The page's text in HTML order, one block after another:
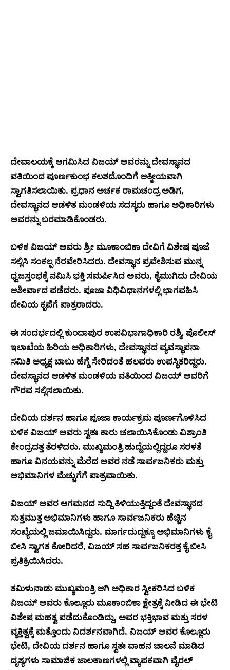
ದೇವಾಲಯಕ್ಕೆ ಆಗಮಿಸಿದ ವಿಜಯ್ ಅವರನ್ನು ದೇವಸ್ಥಾನದ
ವತಿಯಿಂದ ಪೂರ್ಣಕುಂಭ ಕಲಶದೊಂದಿಗೆ ಆತ್ಮೀಯವಾಗಿ
ಸ್ವಾಗತಿಸಲಾಯಿತು. ಪ್ರಧಾನ ಅರ್ಚಕ ರಾಮಚಂದ್ರ ಅಡಿಗ,
ದೇವಸ್ಥಾನದ ಆಡಳಿತ ಮಂಡಳಿಯ ಸದಸ್ಯರು ಹಾಗೂ ಅಧಿಕಾರಿಗಳು
ಅವರನ್ನು ಬರಮಾಡಿಕೊಂಡರು.
ಬಳಿಕ ವಿಜಯ್ ಅವರು ಶ್ರೀ ಮೂಕಾಂಬಿಕಾ ದೇವಿಗೆ ವಿಶೇಷ ಪೂಜೆ
ಸಲ್ಲಿಸಿ ಸಂಕಲ್ಪ ನೆರವೇರಿಸಿದರು. ದೇವಸ್ಥಾನ ಪ್ರವೇಶಿಸುವ ಮುನ್ನ
ಧ್ವಜಸ್ತಂಭಕ್ಕೆ ನಮಿಸಿ ಭಕ್ತಿ ಸಮರ್ಪಿಸಿದ ಅವರು, ಕೈಮುಗಿದು ದೇವಿಯ
ಆಶೀರ್ವಾದ ಪಡೆದರು. ಪೂಜಾ ವಿಧಿವಿಧಾನಗಳಲ್ಲಿ ಭಾಗವಹಿಸಿ
ದೇವಿಯ ಕೃಪೆಗೆ ಪಾತ್ರರಾದರು.
ಈ ಸಂದರ್ಭದಲ್ಲಿ ಕುಂದಾಪುರ ಉಪವಿಭಾಗಾಧಿಕಾರಿ ರಶ್ಮಿ, ಪೊಲೀಸ್
ಇಲಾಖೆಯ ಹಿರಿಯ ಅಧಿಕಾರಿಗಳು, ದೇವಸ್ಥಾನದ ವ್ಯವಸ್ಥಾಪನಾ
ಸಮಿತಿ ಅಧ್ಯಕ್ಷ ಬಾಬು ಹೆಗ್ಡೆ ಸೇರಿದಂತೆ ಹಲವರು ಉಪಸ್ಥಿತರಿದ್ದರು.
ದೇವಸ್ಥಾನದ ಆಡಳಿತ ಮಂಡಳಿಯ ವತಿಯಿಂದ ವಿಜಯ್ ಅವರಿಗೆ
ಗೌರವ ಸಲ್ಲಿಸಲಾಯಿತು.
ದೇವಿಯ ದರ್ಶನ ಹಾಗೂ ಪೂಜಾ ಕಾರ್ಯಕ್ರಮ ಪೂರ್ಣಗೊಳಿಸಿದ
ಬಳಿಕ ವಿಜಯ್ ಅವರು ಸ್ವತಃ ಕಾರು ಚಲಾಯಿಸಿಕೊಂಡು ವಿಶ್ರಾಂತಿ
ಕೇಂದ್ರದತ್ತ ತೆರಳಿದರು. ಮುಖ್ಯಮಂತ್ರಿ ಹುದ್ದೆಯಲ್ಲಿದ್ದರೂ ಸರಳತೆ
ಹಾಗೂ ವಿನಯವನ್ನು ಮೆರೆದ ಅವರ ನಡೆ ಸಾರ್ವಜನಿಕರು ಮತ್ತು
ಅಭಿಮಾನಿಗಳ ಮೆಚ್ಚುಗೆಗೆ ಪಾತ್ರವಾಯಿತು.
ವಿಜಯ್ ಅವರ ಆಗಮನದ ಸುದ್ದಿ ತಿಳಿಯುತ್ತಿದ್ದಂತೆ ದೇವಸ್ಥಾನದ
ಸುತ್ತಮುತ್ತ ಅಭಿಮಾನಿಗಳು ಹಾಗೂ ಸಾರ್ವಜನಿಕರು ಹೆಚ್ಚಿನ
ಸಂಖ್ಯೆಯಲ್ಲಿ ಜಮಾಯಿಸಿದ್ದರು. ಮಾರ್ಗದುದ್ದಕ್ಕೂ ಅಭಿಮಾನಿಗಳು ಕೈ
ಬೀಸಿ ಸ್ವಾಗತ ಕೋರಿದರೆ, ವಿಜಯ್ ಸಹ ಸಾರ್ವಜನಿಕರತ್ತ ಕೈ ಬೀಸಿ
ಪ್ರತಿಕ್ರಿಯಿಸಿದರು.
ತಮಿಳುನಾಡು ಮುಖ್ಯಮಂತ್ರಿ ಆಗಿ ಅಧಿಕಾರ ಸ್ವೀಕರಿಸಿದ ಬಳಿಕ
ವಿಜಯ್ ಅವರು ಕೊಲ್ಲೂರು ಮೂಕಾಂಬಿಕಾ ಕ್ಷೇತ್ರಕ್ಕೆ ನೀಡಿದ ಈ ಭೇಟಿ
ವಿಶೇಷ ಮಹತ್ವ ಪಡೆದುಕೊಂಡಿದ್ದು, ಅವರ ಭಕ್ತಿಭಾವ ಮತ್ತು ಸರಳ
ವ್ಯಕ್ತಿತ್ವಕ್ಕೆ ಮತ್ತೊಂದು ನಿದರ್ಶನವಾಗಿದೆ. ವಿಜಯ್ ಅವರ ಕೊಲ್ಲೂರು
ಭೇಟಿ, ದೇವಿಯ ದರ್ಶನ ಹಾಗೂ ಸ್ವತಃ ವಾಹನ ಚಾಲನೆ ಮಾಡಿದ
ದೃಶ್ಯಗಳು ಸಾಮಾಜಿಕ ಜಾಲತಾಣಗಳಲ್ಲಿ ವ್ಯಾಪಕವಾಗಿ ವೈರಲ್